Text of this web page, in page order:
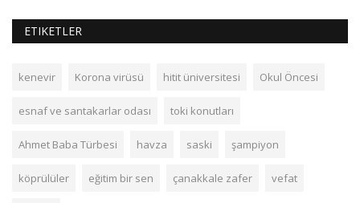
ETIKETLER
kenevir Korona virüsü hitit üniversitesi Okul Öncesi
esnaf ve santakarlar odası toki konutları
Ahmet Baba Türbesi havza saski şampiyon
köprülüler eğitim bir sen çanakkale zafer vefat